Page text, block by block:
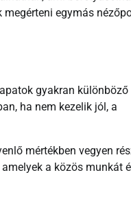
egymás
gyakran különböző
ha nem kezelik jól, a
mértékben vegyen
a közös munkát